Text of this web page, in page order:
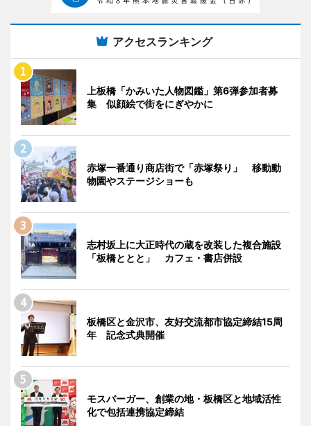
アクセスランキング
上板橋「かみいた人物図鑑」第6弾参加者募
集 似顔絵で街をにぎやかに
赤塚一番通り商店街で「赤塚祭り」 移動動
物園やステージショーも
志村坂上に大正時代の蔵を改装した複合施設
「板橋ととと」 カフェ・書店併設
板橋区と金沢市、友好交流都市協定締結15周
年 記念式典開催
モスバーガー、創業の地・板橋区と地域活性
化で包括連携協定締結